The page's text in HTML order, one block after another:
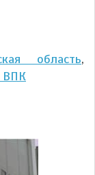
область,
ВПК